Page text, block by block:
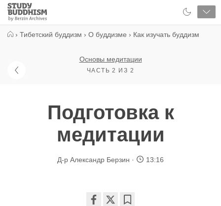
Close
Study
Buddhism
› Тибетский буддизм › О буддизме › Как изучать буддизм
Основы медитации
ЧАСТЬ 2 ИЗ 2
Подготовка к
медитации
Д-р Александр Берзин 13:16